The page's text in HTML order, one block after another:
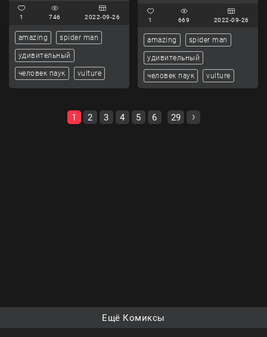
1 746 2022-09-26
amazing spider man
удивительный
человек паук vulture
1 669 2022-09-26
amazing spider man
удивительный
человек паук vulture
1 2 3 4 5 6 29
Ещё Комиксы